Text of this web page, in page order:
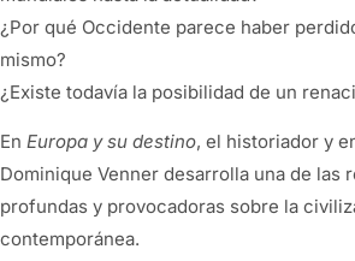
¿Por qué Occidente parece haber
mismo?
¿Existe todavía la posibilidad de un
En Europa y su destino, el historiador y
Dominique Venner desarrolla una de las
profundas y provocadoras sobre la
contemporánea.